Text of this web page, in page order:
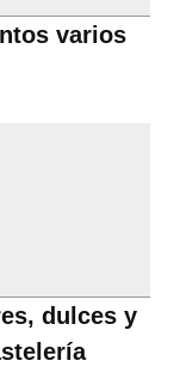
varios
dulces y